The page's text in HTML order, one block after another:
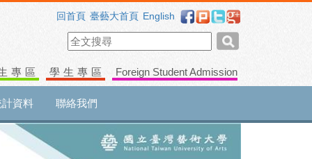
回首頁 臺藝大首頁 English
專區 學生專區 Foreign Student Admission
計資料 聯絡我們